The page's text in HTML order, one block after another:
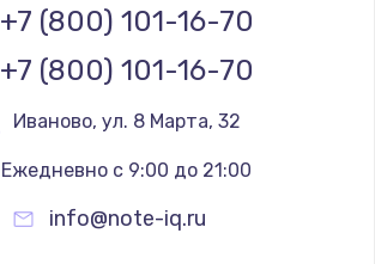
+7 (800) 101-16-70
+7 (800) 101-16-70
Иваново, ул. 8 Марта, 32
Ежедневно с 9:00 до 21:00
info@note-iq.ru